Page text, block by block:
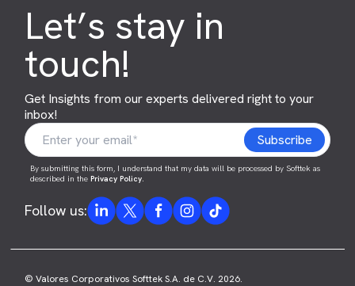
Let’s stay in
touch!
Get Insights from our experts delivered right to your
inbox!
By submitting this form, I understand that my data will be processed by Softtek as
described in thePrivacy Policy.
Follow us:
© Valores Corporativos Softtek S.A. de C.V. 2026.